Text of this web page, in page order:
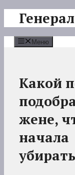
Перейти
Меню
Какой
жене,
начала